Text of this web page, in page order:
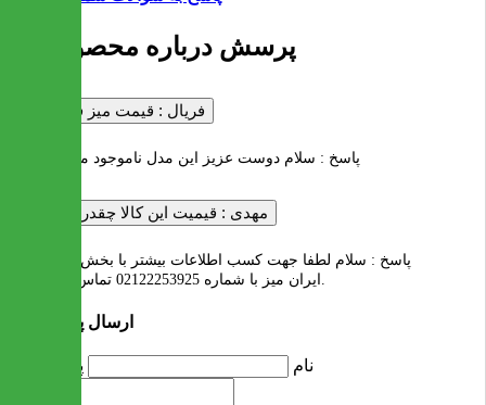
2 پرسش درباره محصول
فریال : قیمت میز فراری
پاسخ : سلام دوست عزیز این مدل ناموجود می باشد
مهدی : قیمیت این کالا چقدر است
پاسخ : سلام لطفا جهت کسب اطلاعات بیشتر با بخش فروش
ارسال پرسش
نام پرسش